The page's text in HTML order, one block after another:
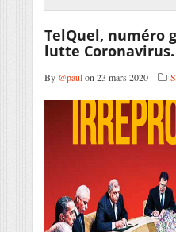
TelQuel, numéro
lutte Coronavirus.
By @paulon 23 mars 2020